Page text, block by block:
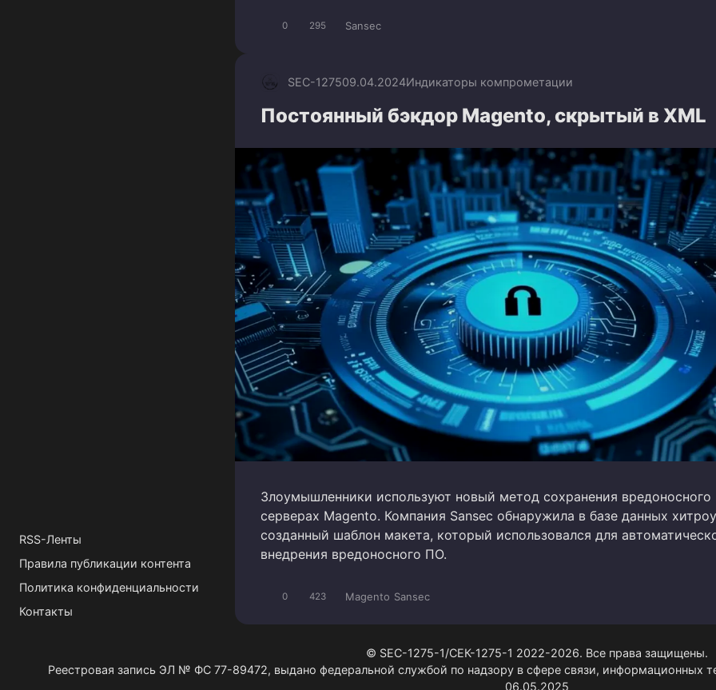
0 295 Sansec
SEC-127509.04.2024Индикаторы компрометации
Постоянный бэкдор Magento, скрытый в XML
Злоумышленники используют новый метод сохранения
серверах Magento. Компания Sansec обнаружила в базе данных
созданный шаблон макета, который использовался для
внедрения вредоносного ПО.
0 423 Magento Sansec
RSS-Ленты
Правила публикации контента
Политика конфиденциальности
Контакты
© SEC-1275-1/СЕК-1275-1 2022-2026. Все права защищены.
Реестровая запись ЭЛ № ФС 77-89472, выдано федеральной службой по надзору в сфере связи, информационных
06.05.2025